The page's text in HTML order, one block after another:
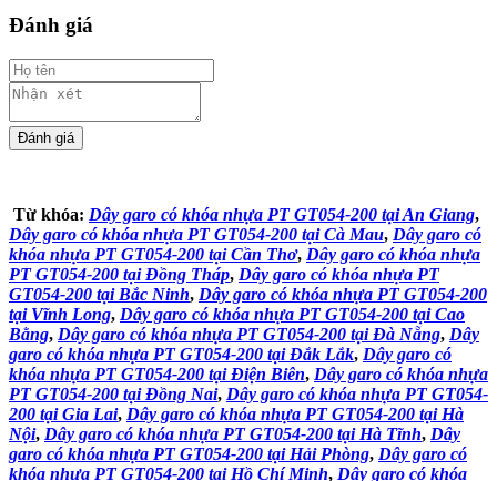
Đánh giá
Từ khóa: Dây garo có khóa nhựa PT GT054-200 tại An Giang,
Dây garo có khóa nhựa PT GT054-200 tại Cà Mau, Dây garo có
khóa nhựa PT GT054-200 tại Cần Thơ, Dây garo có khóa nhựa
PT GT054-200 tại Đồng Tháp, Dây garo có khóa nhựa PT
GT054-200 tại Bắc Ninh, Dây garo có khóa nhựa PT GT054-200
tại Vĩnh Long, Dây garo có khóa nhựa PT GT054-200 tại Cao
Bằng, Dây garo có khóa nhựa PT GT054-200 tại Đà Nẵng, Dây
garo có khóa nhựa PT GT054-200 tại Đắk Lắk, Dây garo có
khóa nhựa PT GT054-200 tại Điện Biên, Dây garo có khóa nhựa
PT GT054-200 tại Đồng Nai, Dây garo có khóa nhựa PT GT054-
200 tại Gia Lai, Dây garo có khóa nhựa PT GT054-200 tại Hà
Nội, Dây garo có khóa nhựa PT GT054-200 tại Hà Tĩnh, Dây
garo có khóa nhựa PT GT054-200 tại Hải Phòng, Dây garo có
khóa nhựa PT GT054-200 tại Hồ Chí Minh, Dây garo có khóa